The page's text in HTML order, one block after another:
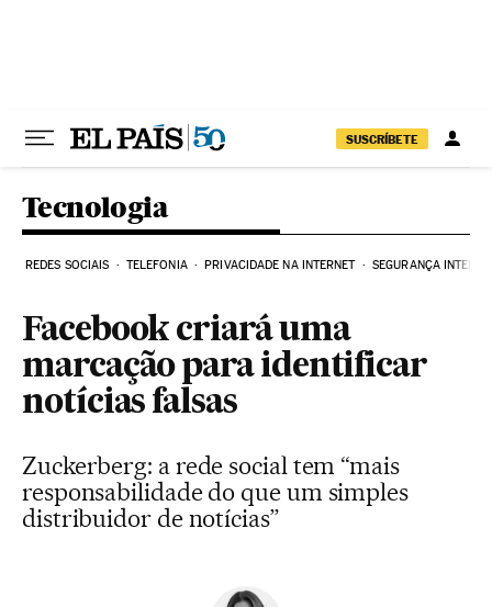
SUSCRÍBETE
Tecnologia
REDES SOCIAIS TELEFONIA PRIVACIDADE NA INTERNET SEGURANÇA
Facebook criará uma
marcação para identificar
notícias falsas
Zuckerberg: a rede social tem “mais
responsabilidade do que um simples
distribuidor de notícias”